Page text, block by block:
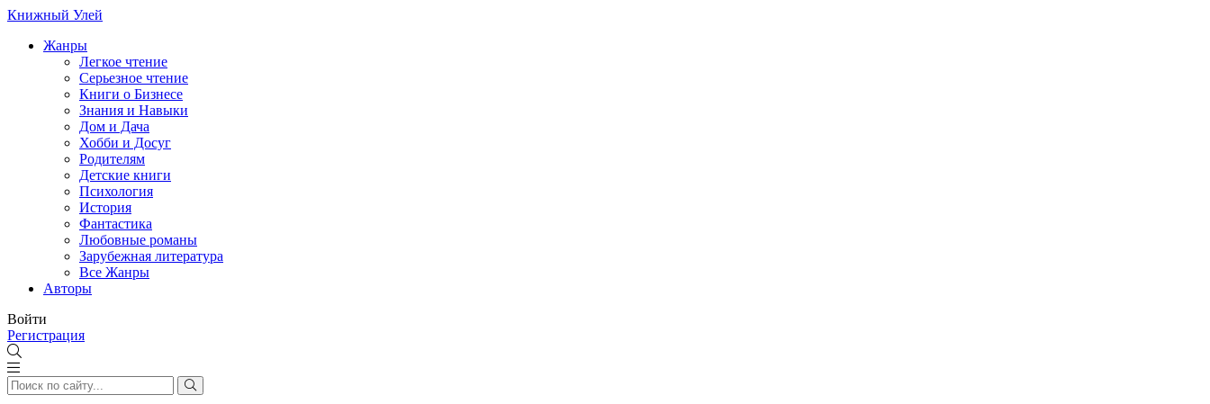
Книжный Улей
Жанры
Легкое чтение
Серьезное чтение
Книги о Бизнесе
Знания и Навыки
Дом и Дача
Хобби и Досуг
Родителям
Детские книги
Психология
История
Фантастика
Любовные романы
Зарубежная литература
Все Жанры
Авторы
Войти
Регистрация